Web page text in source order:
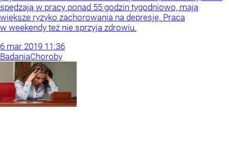
spędzają w pracy ponad 55 godzin tygodniowo, mają
większe ryzyko zachorowania na depresję. Praca
w weekendy też nie sprzyja zdrowiu.
6 mar 2019 11:36
BadaniaChoroby